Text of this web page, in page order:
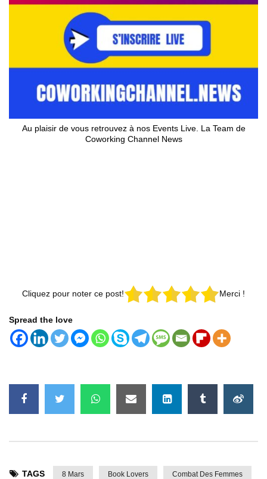
Au plaisir de vous retrouvez à nos Events Live. La Team de
Coworking Channel News
Cliquez pour noter ce post! Merci !
Spread the love
TAGS 8 Mars Book Lovers Combat Des Femmes